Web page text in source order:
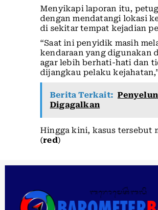
Menyikapi laporan itu,
dengan mendatangi lokasi
di sekitar tempat kejadian
“Saat ini penyidik masih
kendaraan yang digunakan
agar lebih berhati-hati dan
dijangkau pelaku
Berita Terkait:
Digagalkan
Hingga kini, kasus tersebut
(red)